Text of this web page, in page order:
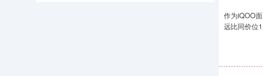
作为iQOO
远比同价位